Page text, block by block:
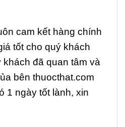
cam kết hàng chính
tốt cho quý khách
khách đã quan tâm và
bên thuocthat.com
1 ngày tốt lành, xin